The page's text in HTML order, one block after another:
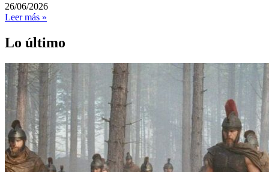
26/06/2026
Leer más »
Lo último